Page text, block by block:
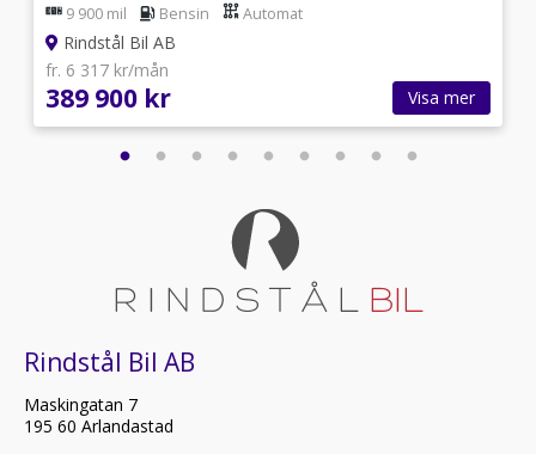
9 900 mil Bensin Automat
Rindstål Bil AB
fr. 6 317 kr/mån
389 900 kr Visa mer
Rindstål Bil AB
Maskingatan 7
195 60 Arlandastad